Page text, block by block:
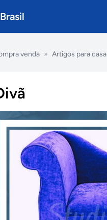
venda » Artigos para casa